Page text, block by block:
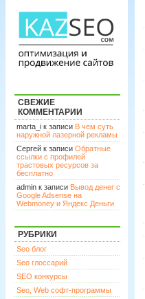
СВЕЖИЕ
КОММЕНТАРИИ
marta_i к записи В чем суть
наружной лазерной рекламы
Сергей к записи Обратные
ссылки с профилей
трастовых ресурсов за
бесплатно
admin к записи Вывод денег с
Google Adsense на
Webmoney и Яндекс Деньги
РУБРИКИ
Seo блог
Seo глоссарий
SEO конкурсы
Seo, Web софт-программы